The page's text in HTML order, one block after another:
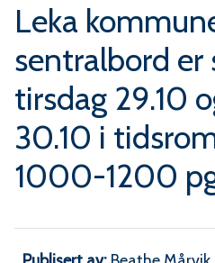
k
o
m
m
u
n
her:
Leka
sentralbord er
tirsdag 29.10
30.10 i
1000-1200